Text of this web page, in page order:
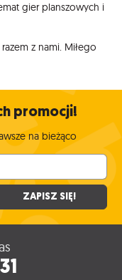
gier planszowych i
z nami. Miłego
promocji!
na bieżąco
ZAPISZ SIĘ!